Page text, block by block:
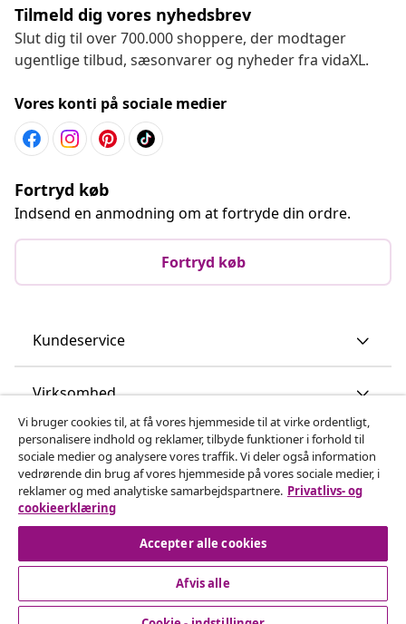
Tilmeld dig vores nyhedsbrev
Slut dig til over 700.000 shoppere, der modtager
ugentlige tilbud, sæsonvarer og nyheder fra vidaXL.
Vores konti på sociale medier
Fortryd køb
Indsend en anmodning om at fortryde din ordre.
Fortryd køb
Kundeservice
Virksomhed
vidaXL
Opdag mere
Vi bruger cookies til, at få vores hjemmeside til at virke ordentligt,
personalisere indhold og reklamer, tilbyde funktioner i forhold til
sociale medier og analysere vores traffik. Vi deler også information
vedrørende din brug af vores hjemmeside på vores sociale medier, i
reklamer og med analytiske samarbejdspartnere. Privatlivs- og
cookieerklæring
Accepter alle cookies
Afvis alle